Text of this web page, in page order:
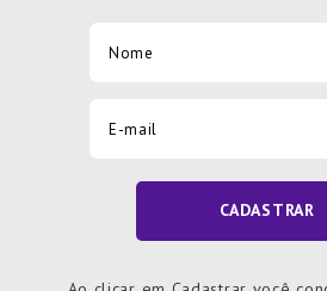
CADASTRAR